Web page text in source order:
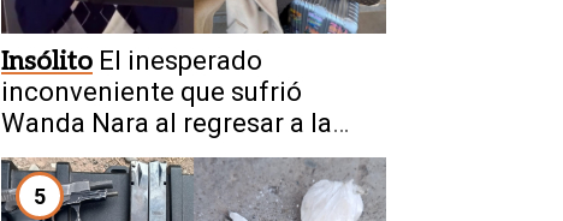
Insólito El inesperado
inconveniente que sufrió
Wanda Nara al regresar a la
Argentina
5